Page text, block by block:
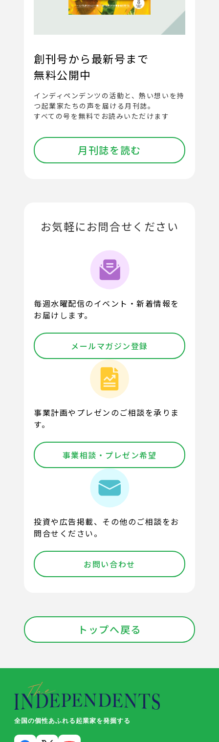
創刊号から最新号まで
無料公開中
インディペンデンツの活動と、熱い想いを持
つ起業家たちの声を届ける月刊誌。
すべての号を無料でお読みいただけます
月刊誌を読む
お気軽にお問合せください
毎週水曜配信のイベント・新着情報を
お届けします。
メールマガジン登録
事業計画やプレゼンのご相談を承りま
す。
事業相談・プレゼン希望
投資や広告掲載、その他のご相談をお
問合せください。
お問い合わせ
トップへ戻る
全国の個性あふれる起業家を発掘する